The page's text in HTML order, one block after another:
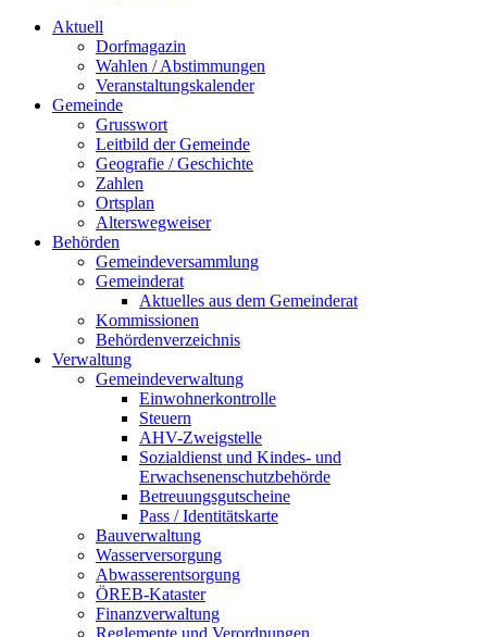
Aktuell
Dorfmagazin
Wahlen / Abstimmungen
Veranstaltungskalender
Gemeinde
Grusswort
Leitbild der Gemeinde
Geografie / Geschichte
Zahlen
Ortsplan
Alterswegweiser
Behörden
Gemeindeversammlung
Gemeinderat
Aktuelles aus dem Gemeinderat
Kommissionen
Behördenverzeichnis
Verwaltung
Gemeindeverwaltung
Einwohnerkontrolle
Steuern
AHV-Zweigstelle
Sozialdienst und Kindes- und
Erwachsenenschutzbehörde
Betreuungsgutscheine
Pass / Identitätskarte
Bauverwaltung
Wasserversorgung
Abwasserentsorgung
ÖREB-Kataster
Finanzverwaltung
Reglemente und Verordnungen